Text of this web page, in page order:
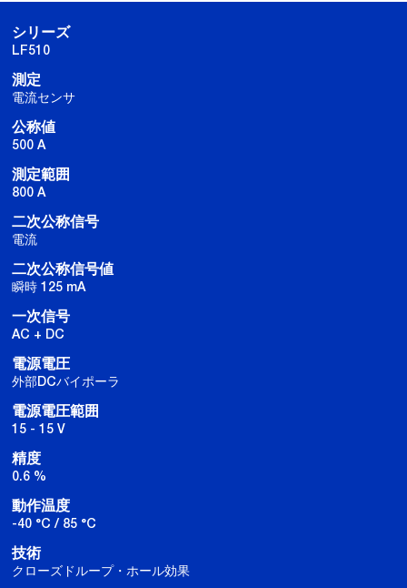
シリーズ
LF510
測定
電流センサ
公称値
500 A
測定範囲
800 A
二次公称信号
電流
二次公称信号値
瞬時 125 mA
一次信号
AC + DC
電源電圧
外部DCバイポーラ
電源電圧範囲
15 - 15 V
精度
0.6 %
動作温度
-40 °C / 85 °C
技術
クローズドループ・ホール効果